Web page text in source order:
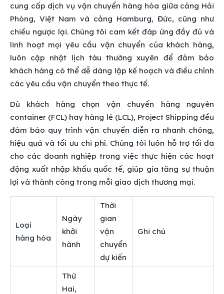
cung cấp dịch vụ vận chuyển hàng hóa giữa cảng Hải
Phòng, Việt Nam và cảng Hamburg, Đức, cũng như
chiều ngược lại. Chúng tôi cam kết đáp ứng đầy đủ và
linh hoạt mọi yêu cầu vận chuyển của khách hàng,
luôn cập nhật lịch tàu thường xuyên để đảm bảo
khách hàng có thể dễ dàng lập kế hoạch và điều chỉnh
các yêu cầu vận chuyển theo thực tế.
Dù khách hàng chọn vận chuyển hàng nguyên
container (FCL) hay hàng lẻ (LCL), Project Shipping đều
đảm bảo quy trình vận chuyển diễn ra nhanh chóng,
hiệu quả và tối ưu chi phí. Chúng tôi luôn hỗ trợ tối đa
cho các doanh nghiệp trong việc thực hiện các hoạt
động xuất nhập khẩu quốc tế, giúp gia tăng sự thuận
lợi và thành công trong mỗi giao dịch thương mại.
Loại
hàng hóa
Ngày
khởi
hành
Thời
gian
vận
chuyển
dự kiến
Ghi chú
Thứ
Hai,